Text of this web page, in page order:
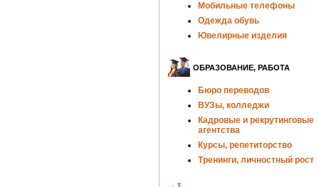
Мобильные телефоны
Одежда обувь
Ювелирные изделия
ОБРАЗОВАНИЕ, РАБОТА
Бюро переводов
ВУЗы, колледжи
Кадровые и рекрутинговые
агентства
Курсы, репетиторство
Тренинги, личностный рост